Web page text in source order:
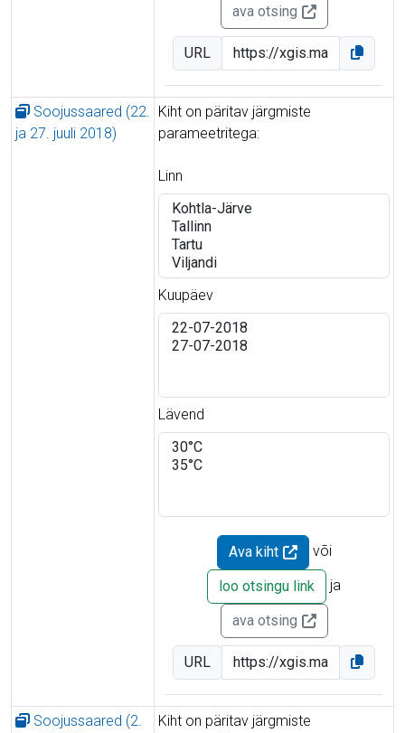
ava otsing
URL
Soojussaared (22.
ja 27. juuli 2018)
Kiht on päritav järgmiste
parameetritega:
Linn
Kuupäev
Lävend
Ava kiht või
loo otsingu link ja
ava otsing
URL
Soojussaared (2.
Kiht on päritav järgmiste